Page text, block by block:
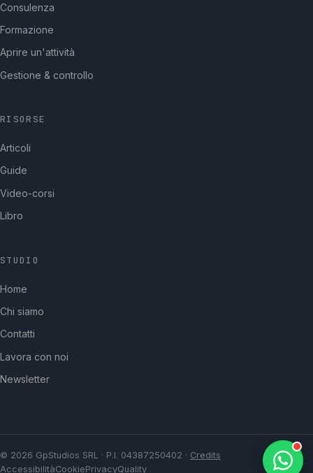
Consulenza
Formazione
Aprire un'attività
Gestione & controllo
RISORSE
Articoli
Guide
Video-corsi
Libro
STUDIO
Home
Chi siamo
Contatti
Lavora con noi
Newsletter
© 2026 GpStudios SRL · P.I. 04387250402 · Credits
AccessibilitàCookiePrivacyQuality